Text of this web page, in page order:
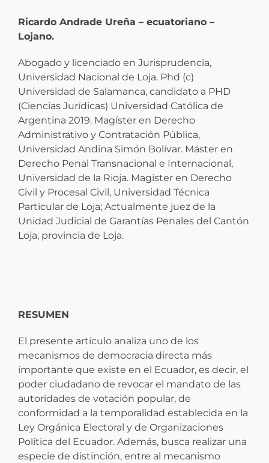
Ricardo Andrade Ureña – ecuatoriano –
Lojano.
Abogado y licenciado en Jurisprudencia,
Universidad Nacional de Loja. Phd (c)
Universidad de Salamanca, candidato a PHD
(Ciencias Jurídicas) Universidad Católica de
Argentina 2019. Magíster en Derecho
Administrativo y Contratación Pública,
Universidad Andina Simón Bolívar. Máster en
Derecho Penal Transnacional e Internacional,
Universidad de la Rioja. Magíster en Derecho
Civil y Procesal Civil, Universidad Técnica
Particular de Loja; Actualmente juez de la
Unidad Judicial de Garantías Penales del Cantón
Loja, provincia de Loja.
RESUMEN
El presente artículo analiza uno de los
mecanismos de democracia directa más
importante que existe en el Ecuador, es decir, el
poder ciudadano de revocar el mandato de las
autoridades de votación popular, de
conformidad a la temporalidad establecida en la
Ley Orgánica Electoral y de Organizaciones
Política del Ecuador. Además, busca realizar una
especie de distinción, entre al mecanismo